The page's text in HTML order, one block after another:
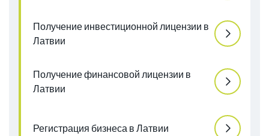
Получение инвестиционной лицензии в
Латвии
Получение финансовой лицензии в
Латвии
Регистрация бизнеса в Латвии